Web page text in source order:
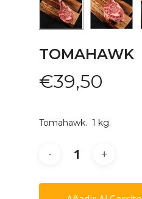
TOMAHAWK
€39,50
Tomahawk. 1 kg.